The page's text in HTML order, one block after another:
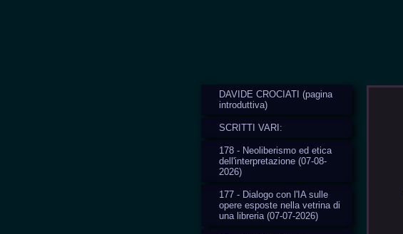
DAVIDE CROCIATI (pagina
introduttiva)
SCRITTI VARI:
178 - Neoliberismo ed etica
dell'interpretazione (07-08-
2026)
177 - Dialogo con l'IA sulle
opere esposte nella vetrina di
una libreria (07-07-2026)